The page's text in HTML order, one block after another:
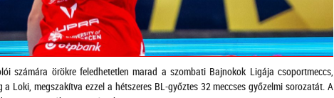
számára örökre feledhetetlen marad a szombati Bajnokok Ligája csoportmeccs,
a Loki, megszakítva ezzel a hétszeres BL-győztes 32 meccses győzelmi sorozatát. A